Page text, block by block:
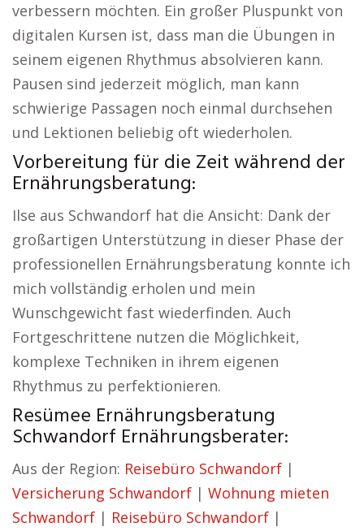
verbessern möchten. Ein großer Pluspunkt von
digitalen Kursen ist, dass man die Übungen in
seinem eigenen Rhythmus absolvieren kann.
Pausen sind jederzeit möglich, man kann
schwierige Passagen noch einmal durchsehen
und Lektionen beliebig oft wiederholen.
Vorbereitung für die Zeit während der
Ernährungsberatung:
Ilse aus Schwandorf hat die Ansicht: Dank der
großartigen Unterstützung in dieser Phase der
professionellen Ernährungsberatung konnte ich
mich vollständig erholen und mein
Wunschgewicht fast wiederfinden. Auch
Fortgeschrittene nutzen die Möglichkeit,
komplexe Techniken in ihrem eigenen
Rhythmus zu perfektionieren.
Resümee Ernährungsberatung
Schwandorf Ernährungsberater:
Aus der Region: Reisebüro Schwandorf |
Versicherung Schwandorf | Wohnung mieten
Schwandorf | Reisebüro Schwandorf |